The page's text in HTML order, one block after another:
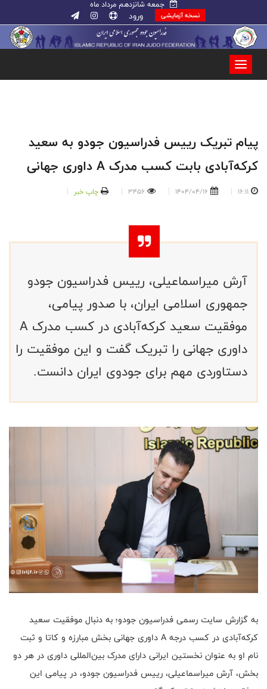
جمعه شانزدهم مرداد ماه
نسخه آزمایشی ورود
پیام تبریک رییس فدراسیون جودو به سعید
کرکه‌آبادی بابت کسب مدرک A داوری جهانی
16:11
1404/04/16
3456 چاپ خبر
آرش میراسماعیلی، رییس فدراسیون جودو
جمهوری اسلامی ایران، با صدور پیامی،
موفقیت سعید کرکه‌آبادی در کسب مدرک A
داوری جهانی را تبریک گفت و این موفقیت را
دستاوردی مهم برای جودوی ایران دانست.
به گزارش سایت رسمی فدراسیون جودو؛ به دنبال موفقیت سعید
کرکه‌آبادی در کسب درجه A داوری جهانی بخش مبارزه و کاتا و ثبت
نام او به عنوان نخستین ایرانی دارای مدرک بین‌المللی داوری در هر دو
بخش، آرش میراسماعیلی، رییس فدراسیون جودو، در پیامی این